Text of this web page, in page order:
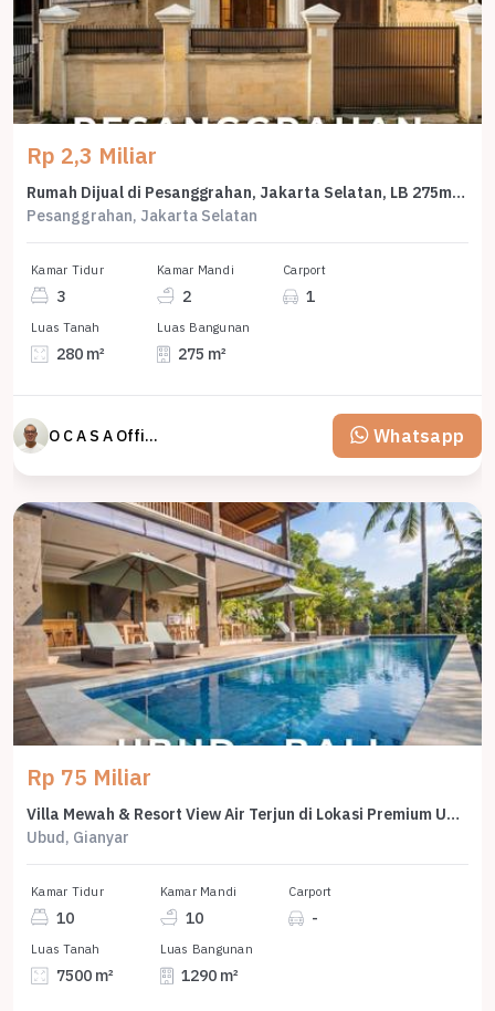
Rp 2,3 Miliar
Rumah Dijual di Pesanggrahan, Jakarta Selatan, LB 275m², Harga Terbaik!
Pesanggrahan, Jakarta Selatan
Kamar Tidur
3
Kamar Mandi
2
Carport
1
Luas Tanah
280 m²
Luas Bangunan
275 m²
O C A S A Official property perfected Whatsapp
Rp 75 Miliar
Villa Mewah & Resort View Air Terjun di Lokasi Premium Ubud Bali
Ubud, Gianyar
Kamar Tidur
10
Kamar Mandi
10
Carport
-
Luas Tanah
7500 m²
Luas Bangunan
1290 m²